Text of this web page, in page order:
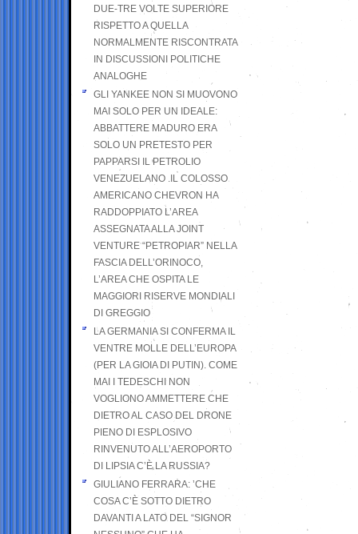
DUE-TRE VOLTE SUPERIORE
RISPETTO A QUELLA
NORMALMENTE RISCONTRATA
IN DISCUSSIONI POLITICHE
ANALOGHE
GLI YANKEE NON SI MUOVONO
MAI SOLO PER UN IDEALE:
ABBATTERE MADURO ERA
SOLO UN PRETESTO PER
PAPPARSI IL PETROLIO
VENEZUELANO .IL COLOSSO
AMERICANO CHEVRON HA
RADDOPPIATO L’AREA
ASSEGNATA ALLA JOINT
VENTURE “PETROPIAR” NELLA
FASCIA DELL’ORINOCO,
L’AREA CHE OSPITA LE
MAGGIORI RISERVE MONDIALI
DI GREGGIO
LA GERMANIA SI CONFERMA IL
VENTRE MOLLE DELL’EUROPA
(PER LA GIOIA DI PUTIN). COME
MAI I TEDESCHI NON
VOGLIONO AMMETTERE CHE
DIETRO AL CASO DEL DRONE
PIENO DI ESPLOSIVO
RINVENUTO ALL’AEROPORTO
DI LIPSIA C’È LA RUSSIA?
GIULIANO FERRARA: ’CHE
COSA C’È SOTTO DIETRO
DAVANTI A LATO DEL “SIGNOR